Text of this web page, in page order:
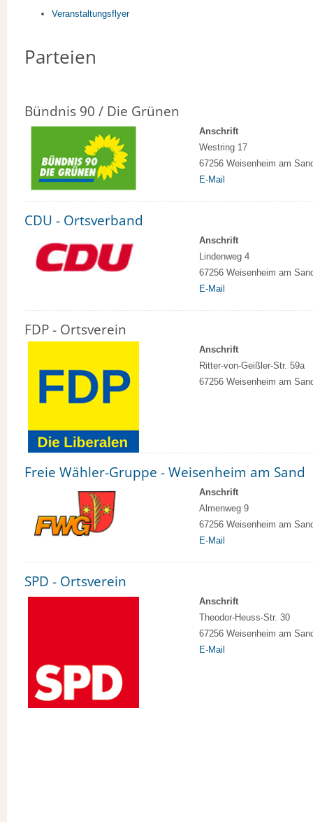
Veranstaltungsflyer
Parteien
Bündnis 90 / Die Grünen
Anschrift
Westring 17
67256 Weisenheim am
E-Mail
CDU - Ortsverband
Anschrift
Lindenweg 4
67256 Weisenheim am
E-Mail
FDP - Ortsverein
Anschrift
Ritter-von-Geißler-Str. 59a
67256 Weisenheim am
Freie Wähler-Gruppe - Weisenheim am Sand
Anschrift
Almenweg 9
67256 Weisenheim am
E-Mail
SPD - Ortsverein
Anschrift
Theodor-Heuss-Str. 30
67256 Weisenheim am
E-Mail